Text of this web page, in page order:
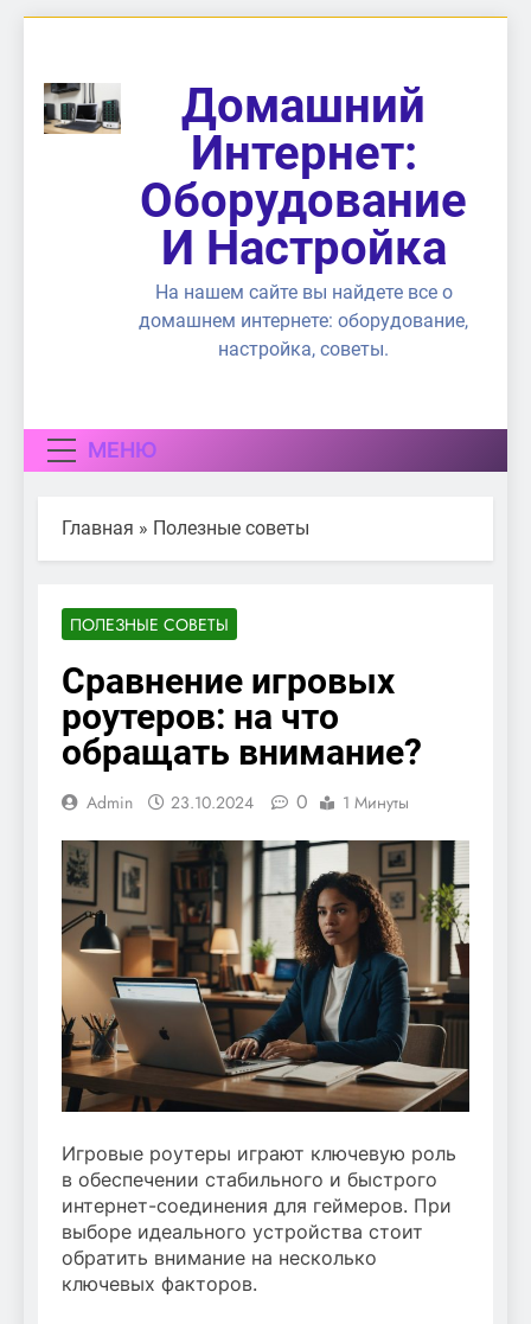
содержимому
Домашний
Интернет:
Оборудование
И Настройка
На нашем сайте вы найдете все о
домашнем интернете: оборудование,
настройка, советы.
МЕНЮ
Главная » Полезные советы
ПОЛЕЗНЫЕ СОВЕТЫ
Сравнение игровых
роутеров: на что
обращать внимание?
Admin 23.10.2024 0 1 Минуты
Игровые роутеры играют ключевую роль
в обеспечении стабильного и быстрого
интернет-соединения для геймеров. При
выборе идеального устройства стоит
обратить внимание на несколько
ключевых факторов.